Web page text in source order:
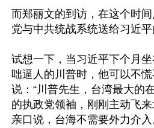
而郑丽文的到访，在这个时
党与中共统战系统送给习近平
试想一下，当习近平下个月
咄逼人的川普时，他可以不
说：“川普先生，台湾最大的
的执政党领袖，刚刚主动飞
亲口说，台海不需要外力介入